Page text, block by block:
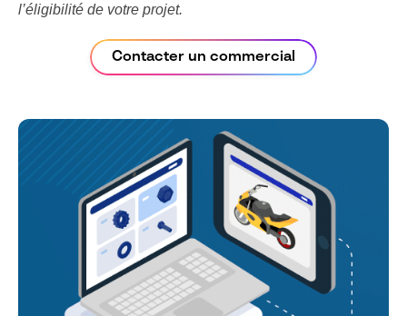
l’éligibilité de votre projet.
Contacter un commercial